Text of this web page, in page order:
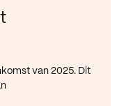
van 2025. Dit